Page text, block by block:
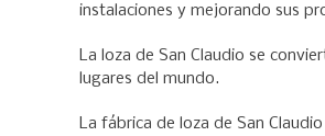
instalaciones y mejorando sus
La loza de San Claudio se
lugares del mundo.
La fábrica de loza de San